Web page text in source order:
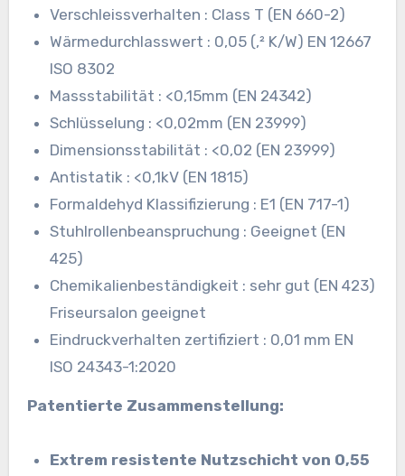
Verschleissverhalten : Class T (EN 660-2)
Wärmedurchlasswert : 0,05 (,² K/W) EN 12667
ISO 8302
Massstabilität : <0,15mm (EN 24342)
Schlüsselung : <0,02mm (EN 23999)
Dimensionsstabilität : <0,02 (EN 23999)
Antistatik : <0,1kV (EN 1815)
Formaldehyd Klassifizierung : E1 (EN 717-1)
Stuhlrollenbeanspruchung : Geeignet (EN
425)
Chemikalienbeständigkeit : sehr gut (EN 423)
Friseursalon geeignet
Eindruckverhalten zertifiziert : 0,01 mm EN
ISO 24343-1:2020
Patentierte Zusammenstellung:
Extrem resistente Nutzschicht von 0,55